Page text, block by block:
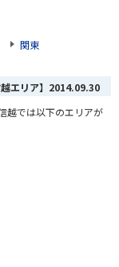
関東
エリア】 2014.09.30
越では以下のエリアが